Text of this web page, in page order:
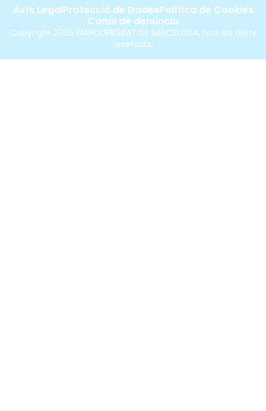
Copyright 2026 ©ARQUEBISBAT DE BARCELONA, tots els drets
reservats.
Avís LegalProtecció de DadesPolítica de Cookies
Canal de denúncia